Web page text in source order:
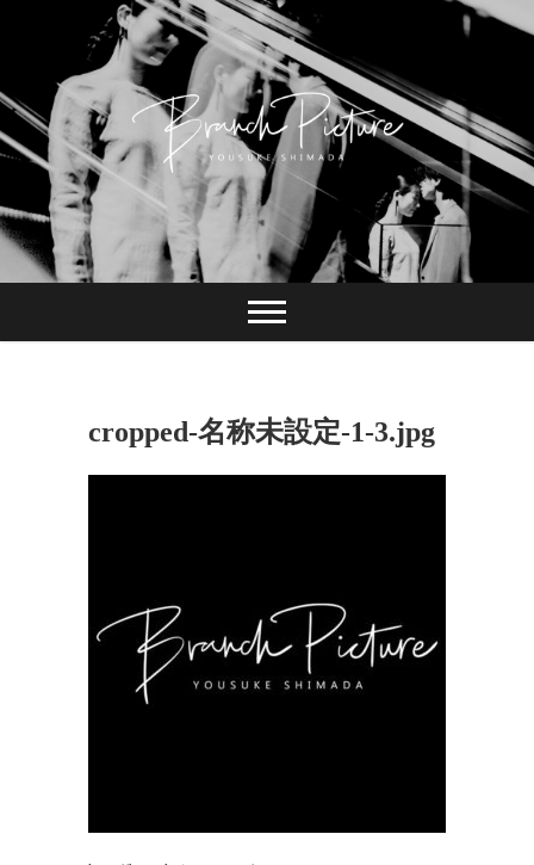
ブランチピクチャ
ー 嶋田陽介
長崎 カメラマン
cropped-名称未設定-1-3.jpg